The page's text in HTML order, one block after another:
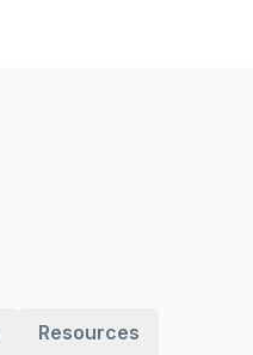
Resources